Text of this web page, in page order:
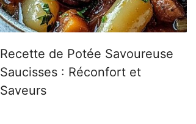
Recette de Potée Savoureuse
Saucisses : Réconfort et
Saveurs